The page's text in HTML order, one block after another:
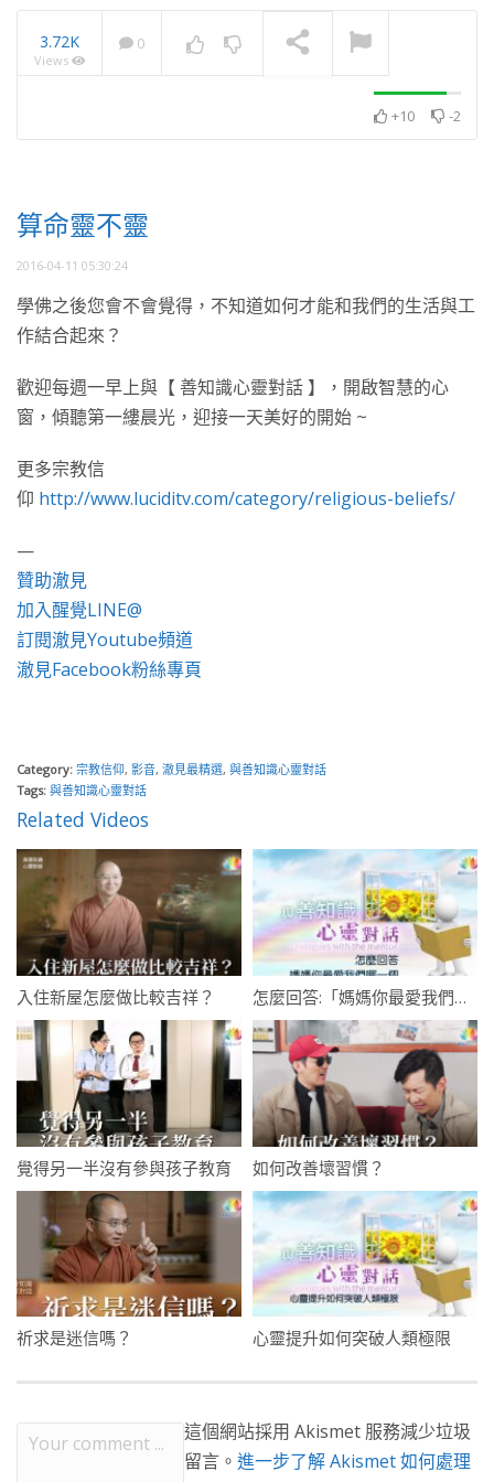
學佛多年越洞悉人性，怎
麼越沒有朋友？
3.72K
Views
0
+10 -2
算命靈不靈
2016-04-11 05:30:24
學佛之後您會不會覺得，不知道如何才能和我們的生活與工
作結合起來？
歡迎每週一早上與【 善知識心靈對話 】，開啟智慧的心
窗，傾聽第一縷晨光，迎接一天美好的開始 ~
更多宗教信
仰 http://www.luciditv.com/category/religious-beliefs/
—
贊助澈見
加入醒覺LINE@
訂閱澈見Youtube頻道
澈見Facebook粉絲專頁
Category: 宗教信仰, 影音, 澈見最精選, 與善知識心靈對話
Tags: 與善知識心靈對話
Related Videos
入住新屋怎麼做比較吉祥？ 怎麼回答:「媽媽你最愛我們哪一個？」
覺得另一半沒有參與孩子教育 如何改善壞習慣？
祈求是迷信嗎？ 心靈提升如何突破人類極限
這個網站採用 Akismet 服務減少垃圾
留言。 進一步了解 Akismet 如何處理